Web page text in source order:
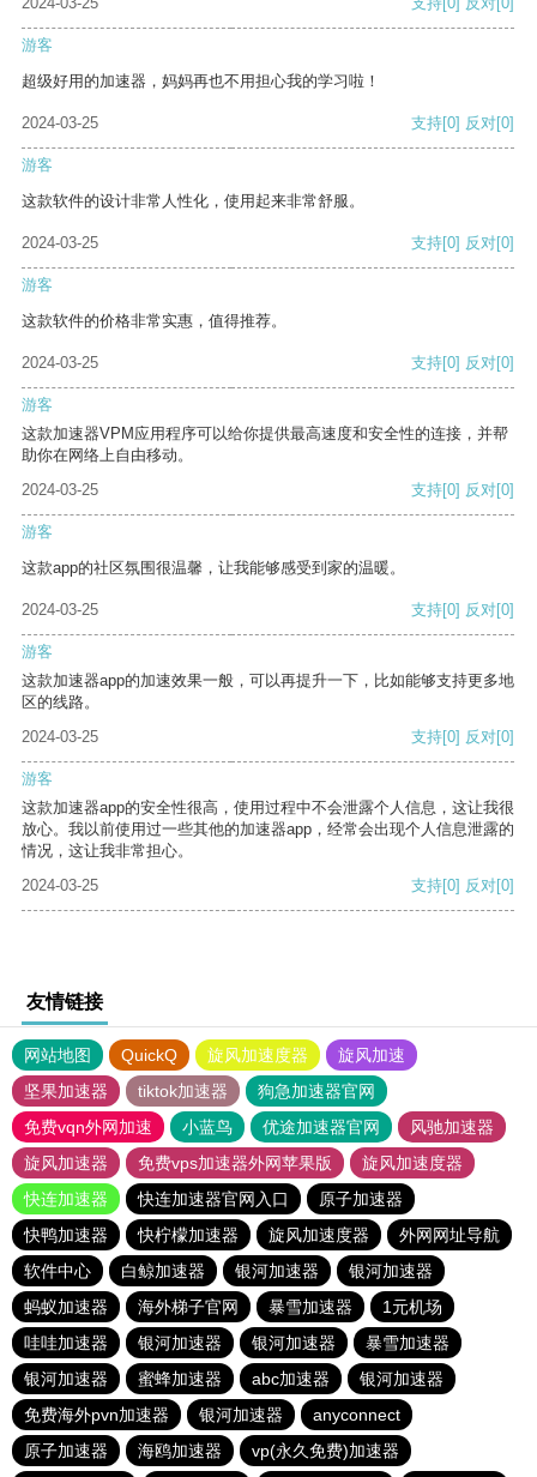
游客
超级好用的加速器，妈妈再也不用担心我的学习啦！
2024-03-25 支持[0] 反对[0]
游客
这款软件的设计非常人性化，使用起来非常舒服。
2024-03-25 支持[0] 反对[0]
游客
这款软件的价格非常实惠，值得推荐。
2024-03-25 支持[0] 反对[0]
游客
这款加速器VPM应用程序可以给你提供最高速度和安全性的连接，并帮
助你在网络上自由移动。
2024-03-25
支持[0] 反对[0]
游客
这款app的社区氛围很温馨，让我能够感受到家的温暖。
2024-03-25 支持[0] 反对[0]
游客
这款加速器app的加速效果一般，可以再提升一下，比如能够支持更多地
区的线路。
2024-03-25
支持[0] 反对[0]
游客
这款加速器app的安全性很高，使用过程中不会泄露个人信息，这让我很
放心。我以前使用过一些其他的加速器app，经常会出现个人信息泄露的
情况，这让我非常担心。
2024-03-25
支持[0] 反对[0]
友情链接
网站地图 QuickQ 旋风加速度器
旋风加速
坚果加速器
tiktok加速器
狗急加速器官网
免费vqn外网加速
小蓝鸟 优途加速器官网
风驰加速器
旋风加速器
免费vps加速器外网苹果版
旋风加速度器
快连加速器
快连加速器官网入口
原子加速器
快鸭加速器
快柠檬加速器 旋风加速度器
外网网址导航
软件中心
白鲸加速器 银河加速器
银河加速器
蚂蚁加速器
海外梯子官网 暴雪加速器
1元机场
哇哇加速器
银河加速器 银河加速器
暴雪加速器
银河加速器
蜜蜂加速器 abc加速器
银河加速器
免费海外pvn加速器
银河加速器
anyconnect
原子加速器
海鸥加速器 vp(永久免费)加速器